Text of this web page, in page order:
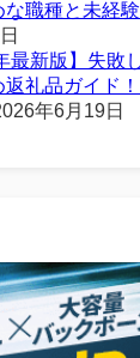
な職種と未経
最新版】失敗
返礼品ガイド
年6月19日